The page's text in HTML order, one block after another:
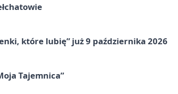
które lubię” już 9 października 2026
Tajemnica”